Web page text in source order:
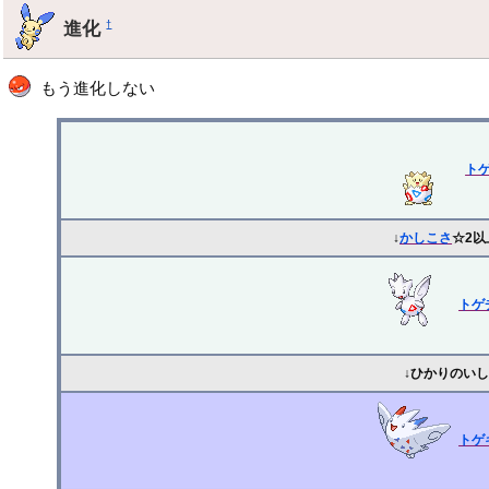
進化†
もう進化しない
ト
↓かしこさ☆2以
ト
↓ひかりのいし
ト